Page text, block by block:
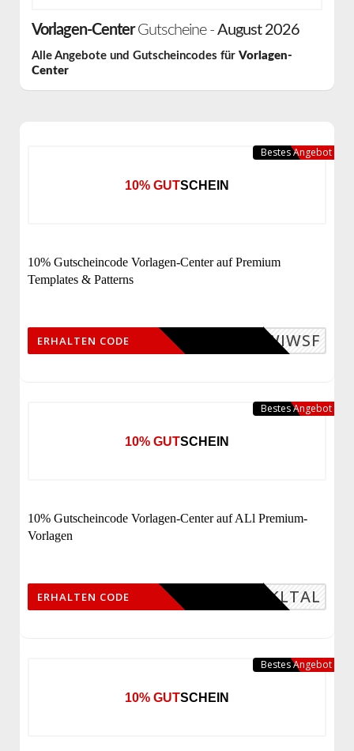
Vorlagen-CenterGutscheine - August 2026
Alle Angebote und Gutscheincodes für Vorlagen-
Center
10% GUTSCHEIN
10% Gutscheincode Vorlagen-Center auf Premium
Templates & Patterns
GPDWIWSF
ERHALTEN CODE
Bestes Angebot
10% GUTSCHEIN
10% Gutscheincode Vorlagen-Center auf ALl Premium-
Vorlagen
TFGKLTAL
ERHALTEN CODE
Bestes Angebot
10% GUTSCHEIN
Bestes Angebot